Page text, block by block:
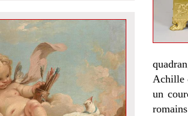
Achille
un